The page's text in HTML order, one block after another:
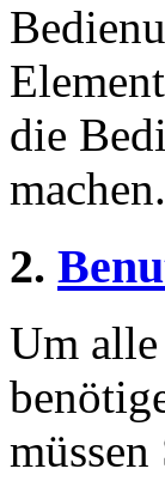
die
2.
Um